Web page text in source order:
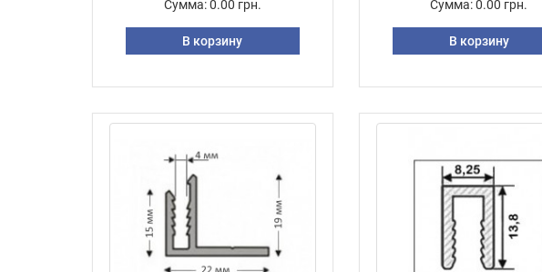
Сумма: 0.00 грн.
В корзину
Сумма: 0.00 грн.
В корзину